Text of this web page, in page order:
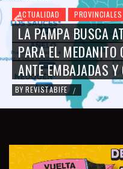
ACTUALIDAD PROVINCIALES
LA PAMPA BUSCA
PARA EL MEDANITO
ANTE EMBAJADAS Y
BY REVISTABIFE /